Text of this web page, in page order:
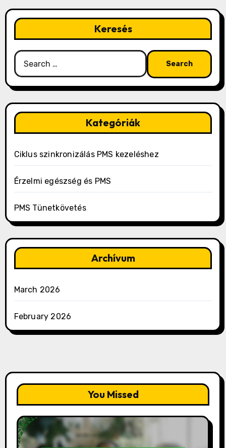
Keresés
Search
for:
Kategóriák
Ciklus szinkronizálás PMS kezeléshez
Érzelmi egészség és PMS
PMS Tünetkövetés
Archívum
March 2026
February 2026
You Missed